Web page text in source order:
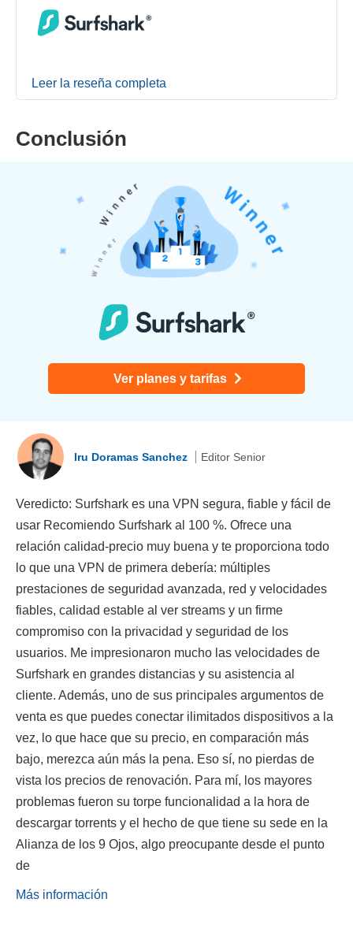
Leer la reseña completa
Conclusión
Ver planes y tarifas
Iru Doramas Sanchez Editor Senior
Veredicto: Surfshark es una VPN segura, fiable y fácil de
usar Recomiendo Surfshark al 100 %. Ofrece una
relación calidad-precio muy buena y te proporciona todo
lo que una VPN de primera debería: múltiples
prestaciones de seguridad avanzada, red y velocidades
fiables, calidad estable al ver streams y un firme
compromiso con la privacidad y seguridad de los
usuarios. Me impresionaron mucho las velocidades de
Surfshark en grandes distancias y su asistencia al
cliente. Además, uno de sus principales argumentos de
venta es que puedes conectar ilimitados dispositivos a la
vez, lo que hace que su precio, en comparación más
bajo, merezca aún más la pena. Eso sí, no pierdas de
vista los precios de renovación. Para mí, los mayores
problemas fueron su torpe funcionalidad a la hora de
descargar torrents y el hecho de que tiene su sede en la
Alianza de los 9 Ojos, algo preocupante desde el punto
de
Más información